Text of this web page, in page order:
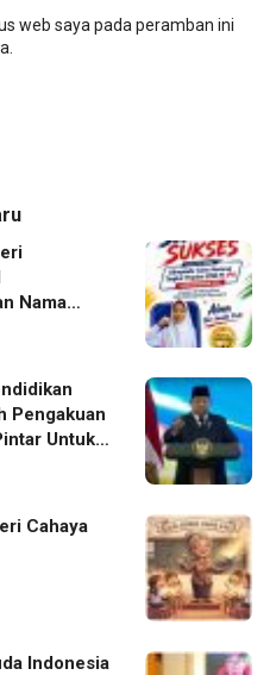
web saya pada peramban ini
Nama
Pengakuan
Untuk
Cahaya
Indonesia